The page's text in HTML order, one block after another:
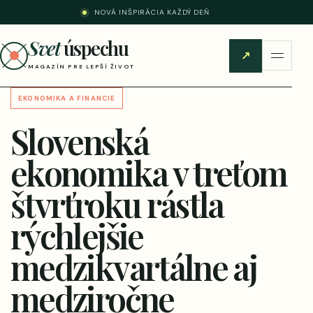
NOVÁ INŠPIRÁCIA KAŽDÝ DEŇ
Svetúspechu
MAGAZÍN PRE LEPŠÍ ŽIVOT
↗
EKONOMIKA A FINANCIE
Slovenská
ekonomika v treťom
štvrťroku rástla
rýchlejšie
medzikvartálne aj
medziročne